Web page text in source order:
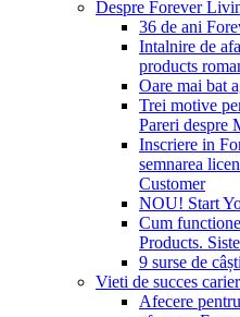
Despre Forever
36 de ani
Intalnire de
products
Oare mai bat
Trei motive
Pareri despre
Inscriere in
semnarea
Customer
NOU! Start
Cum
Products.
9 surse de
Vieti de succes
Afecere